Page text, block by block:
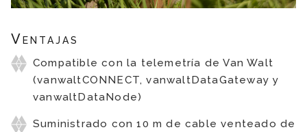
Ventajas
Compatible con la telemetría de Van Walt
(vanwaltCONNECT, vanwaltDataGateway y
vanwaltDataNode)
Suministrado con 10 m de cable venteado de